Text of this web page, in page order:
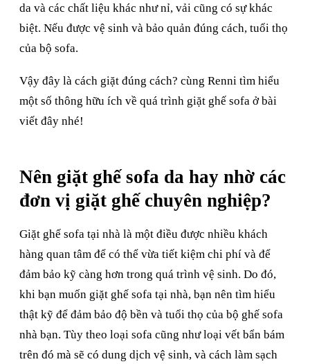
da và các chất liệu khác như nỉ, vải cũng có sự khác
biệt. Nếu được vệ sinh và bảo quản đúng cách, tuổi thọ
của bộ sofa.
Vậy đây là cách giặt đúng cách? cùng Renni tìm hiểu
một số thông hữu ích về quá trình giặt ghế sofa ở bài
viết đây nhé!
Nên giặt ghế sofa da hay nhờ các
đơn vị giặt ghế chuyên nghiệp?
Giặt ghế sofa tại nhà là một điều được nhiều khách
hàng quan tâm để có thể vừa tiết kiệm chi phí và để
đảm bảo kỹ càng hơn trong quá trình vệ sinh. Do đó,
khi bạn muốn giặt ghế sofa tại nhà, bạn nên tìm hiểu
thật kỹ để đảm bảo độ bền và tuổi thọ của bộ ghế sofa
nhà bạn. Tùy theo loại sofa cũng như loại vết bẩn bám
trên đó mà sẽ có dung dịch vệ sinh, và cách làm sạch